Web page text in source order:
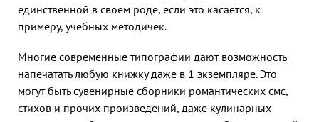
единственной в своем роде, если это касается, к
примеру, учебных методичек.
Многие современные типографии дают возможность
напечатать любую книжку даже в 1 экземпляре. Это
могут быть сувенирные сборники романтических смс,
стихов и прочих произведений, даже кулинарных